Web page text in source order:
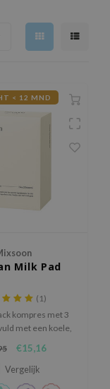
< 12 MND
Milk Pad
(1)
kompres met 3
met een koele,
voor een fris
huid.
€15,16
Vergelijk